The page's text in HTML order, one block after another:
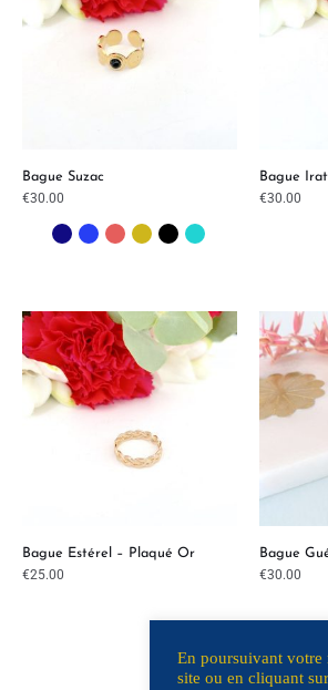
Bague Suzac
€30.00
Bague
€30.00
Bague Estérel – Plaqué Or
€25.00
Bague
€30.00
En poursuivant votre
site ou en cliquant